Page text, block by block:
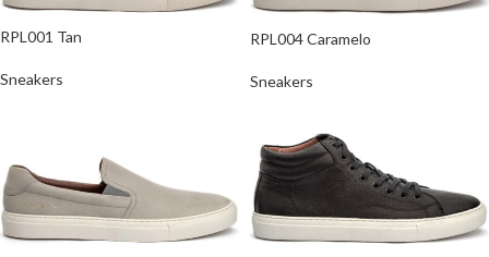
RPL001 Tan
Sneakers
RPL004 Caramelo
Sneakers